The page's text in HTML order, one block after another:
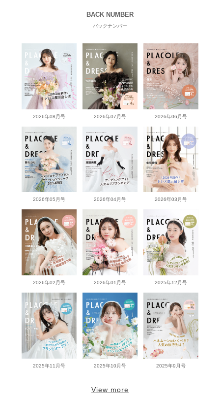
BACK NUMBER
バックナンバー
2026年08月号 2026年07月号 2026年06月号
2026年05月号 2026年04月号 2026年03月号
2026年02月号 2026年01月号 2025年12月号
2025年11月号 2025年10月号 2025年9月号
View more